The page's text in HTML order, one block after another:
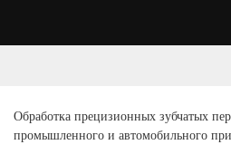
Обработка прецизионных зубчатых
промышленного и автомобильного